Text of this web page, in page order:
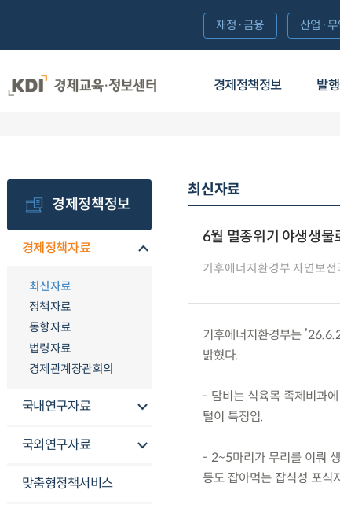
경제정책정보 발
재정·금융 산업·무
경제정책정보
경제정책자료
최신자료
정책자료
동향자료
법령자료
경제관계장관회의
국내연구자료
국외연구자료
맞춤형정책서비스
최신자료
6월 멸종위기 야생생물
기후에너지환경부 자연보
기후에너지환경부는
밝혔다.
- 담비는 식육목 족제비과
털이 특징임.
- 2~5마리가 무리를 이뤄
등도 잡아먹는 잡식성 포식